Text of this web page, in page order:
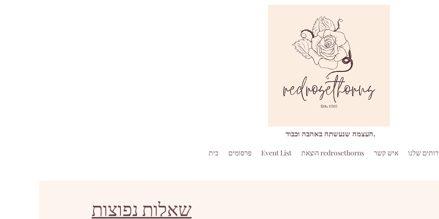
בית פרסומים Event List הוצאת redrosethorns איש קשר שלנו
העצמה שנעשתה באהבה וכבוד.
שאלות נפוצות